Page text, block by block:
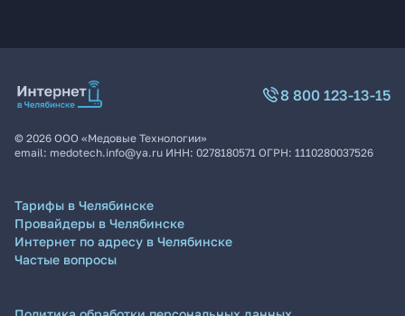
8 800 123-13-15
© 2026 ООО «Медовые Технологии»
email: medotech.info@ya.ru ИНН: 0278180571 ОГРН: 1110280037526
Тарифы в Челябинске
Провайдеры в Челябинске
Интернет по адресу в Челябинске
Частые вопросы